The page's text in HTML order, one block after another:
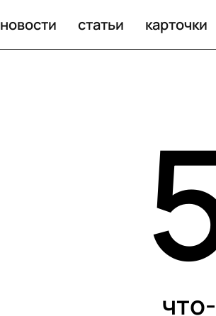
новости статьи карточки